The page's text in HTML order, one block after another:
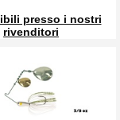
presso i nostri
rivenditori